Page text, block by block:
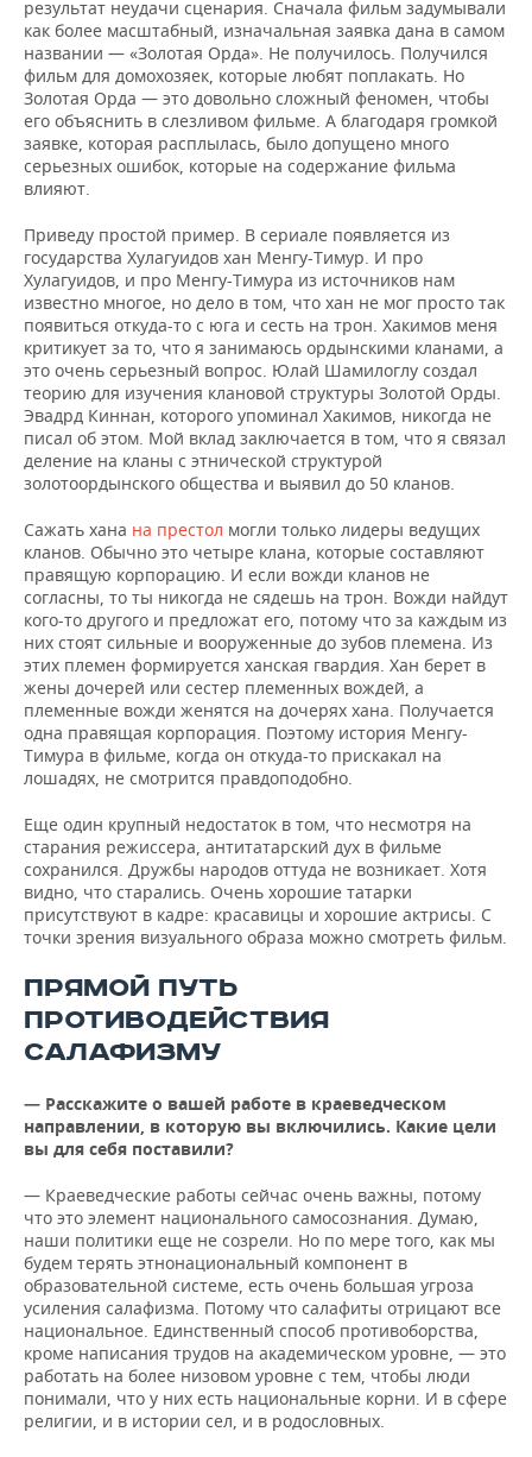
результат неудачи сценария. Сначала фильм задумывали
как более масштабный, изначальная заявка дана в самом
названии — «Золотая Орда». Не получилось. Получился
фильм для домохозяек, которые любят поплакать. Но
Золотая Орда — это довольно сложный феномен, чтобы
его объяснить в слезливом фильме. А благодаря громкой
заявке, которая расплылась, было допущено много
серьезных ошибок, которые на содержание фильма
влияют.
Приведу простой пример. В сериале появляется из
государства Хулагуидов хан Менгу-Тимур. И про
Хулагуидов, и про Менгу-Тимура из источников нам
известно многое, но дело в том, что хан не мог просто так
появиться откуда-то с юга и сесть на трон. Хакимов меня
критикует за то, что я занимаюсь ордынскими кланами, а
это очень серьезный вопрос. Юлай Шамилоглу создал
теорию для изучения клановой структуры Золотой Орды.
Эвадрд Киннан, которого упоминал Хакимов, никогда не
писал об этом. Мой вклад заключается в том, что я связал
деление на кланы с этнической структурой
золотоордынского общества и выявил до 50 кланов.
Сажать хана на престол могли только лидеры ведущих
кланов. Обычно это четыре клана, которые составляют
правящую корпорацию. И если вожди кланов не
согласны, то ты никогда не сядешь на трон. Вожди найдут
кого-то другого и предложат его, потому что за каждым из
них стоят сильные и вооруженные до зубов племена. Из
этих племен формируется ханская гвардия. Хан берет в
жены дочерей или сестер племенных вождей, а
племенные вожди женятся на дочерях хана. Получается
одна правящая корпорация. Поэтому история Менгу-
Тимура в фильме, когда он откуда-то прискакал на
лошадях, не смотрится правдоподобно.
Еще один крупный недостаток в том, что несмотря на
старания режиссера, антитатарский дух в фильме
сохранился. Дружбы народов оттуда не возникает. Хотя
видно, что старались. Очень хорошие татарки
присутствуют в кадре: красавицы и хорошие актрисы. С
точки зрения визуального образа можно смотреть фильм.
ПРЯМОЙ ПУТЬ
ПРОТИВОДЕЙСТВИЯ
САЛАФИЗМУ
— Расскажите о вашей работе в краеведческом
направлении, в которую вы включились. Какие цели
вы для себя поставили?
— Краеведческие работы сейчас очень важны, потому
что это элемент национального самосознания. Думаю,
наши политики еще не созрели. Но по мере того, как мы
будем терять этнонациональный компонент в
образовательной системе, есть очень большая угроза
усиления салафизма. Потому что салафиты отрицают все
национальное. Единственный способ противоборства,
кроме написания трудов на академическом уровне, — это
работать на более низовом уровне с тем, чтобы люди
понимали, что у них есть национальные корни. И в сфере
религии, и в истории сел, и в родословных.